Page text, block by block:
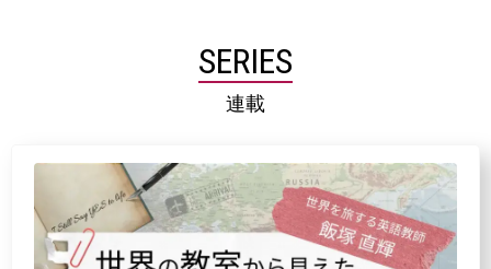
SERIES
連載